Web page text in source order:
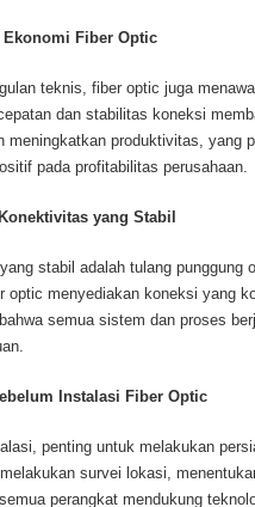
Ekonomi Fiber Optic
teknis, fiber optic juga
dan stabilitas koneksi
meningkatkan produktivitas, yang
pada profitabilitas perusahaan.
yang Stabil
stabil adalah tulang punggung
optic menyediakan koneksi yang
semua sistem dan proses
Instalasi Fiber Optic
penting untuk melakukan
survei lokasi,
perangkat mendukung